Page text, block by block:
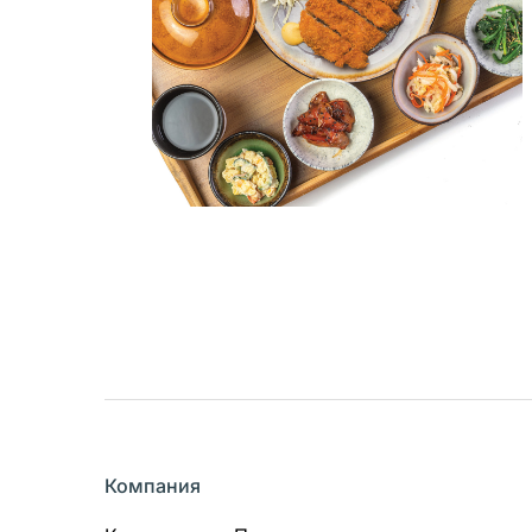
Компания
Кроме того,
чтобы сделать
Какие куки мы
Мы активно
посетителей. Это
данных может
Да, вы можете
необходимости
некорректно —